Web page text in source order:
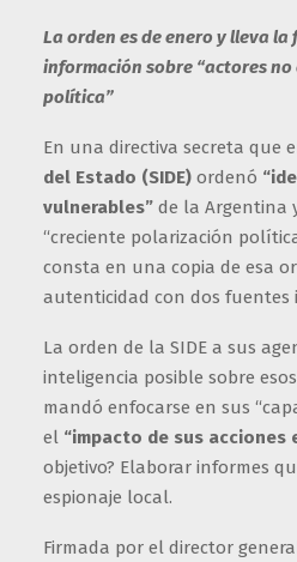
La orden es de enero y lleva
información sobre “actores
política”
En una directiva secreta que
del Estado (SIDE) ordenó
vulnerables” de la Argentina
“creciente polarización
consta en una copia de esa
autenticidad con dos fuentes
La orden de la SIDE a sus
inteligencia posible sobre
mandó enfocarse en sus
el “impacto de sus
objetivo? Elaborar informes
espionaje local.
Firmada por el director